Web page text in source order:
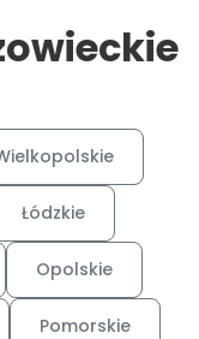
Łódzkie
Opolskie
Pomorskie